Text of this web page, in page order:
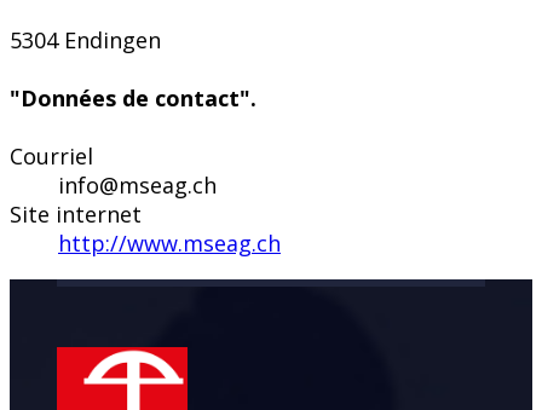
5304 Endingen
"Données de contact".
Courriel
info@mseag.ch
Site internet
http://www.mseag.ch